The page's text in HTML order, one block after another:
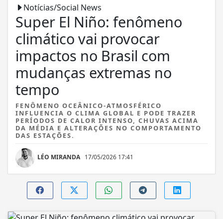
Notícias/Social News
Super El Niño: fenômeno
climático vai provocar
impactos no Brasil com
mudanças extremas no
tempo
FENÔMENO OCEÂNICO-ATMOSFÉRICO
INFLUENCIA O CLIMA GLOBAL E PODE TRAZER
PERÍODOS DE CALOR INTENSO, CHUVAS ACIMA
DA MÉDIA E ALTERAÇÕES NO COMPORTAMENTO
DAS ESTAÇÕES.
LÉO MIRANDA 17/05/2026 17:41